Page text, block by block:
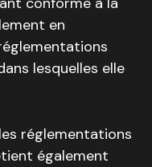
en
lesquelles elle
réglementations
également